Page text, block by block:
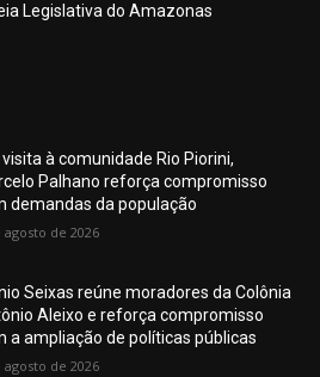
Legislativa do Amazonas
visita à comunidade Rio Piorini,
Palhano reforça compromisso
demandas da população
agosto de 2026
Seixas reúne moradores da Colônia
Aleixo e reforça compromisso
a ampliação de políticas públicas
agosto de 2026